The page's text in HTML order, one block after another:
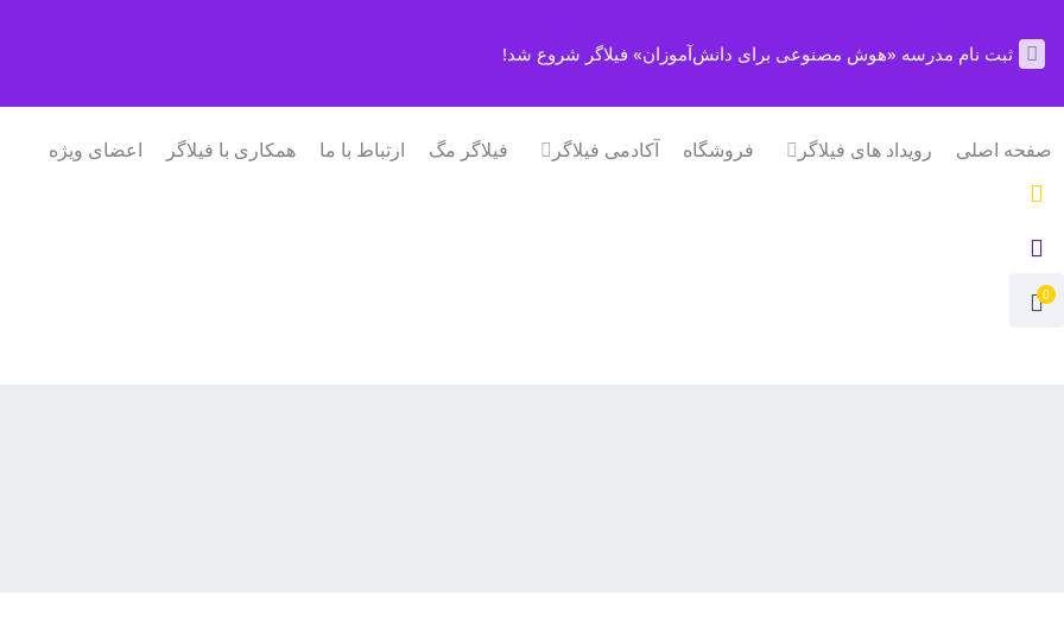
ثبت نام مدرسه «هوش مصنوعی برای دانش‌آموزان» فیلاگر شروع شد!
صفحه اصلی رویداد های فیلاگر فروشگاه آکادمی فیلاگر فیلاگر مگ ارتباط با ما همکاری با فیلاگر اعضای ویژه
0